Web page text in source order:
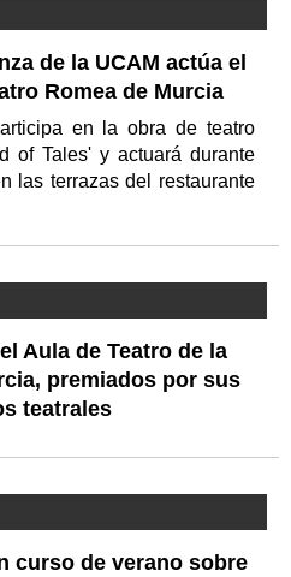
de la UCAM actúa el
Romea de Murcia
en la obra de teatro
of Tales' y actuará durante
las terrazas del restaurante
Aula de Teatro de la
premiados por sus
teatrales
curso de verano sobre